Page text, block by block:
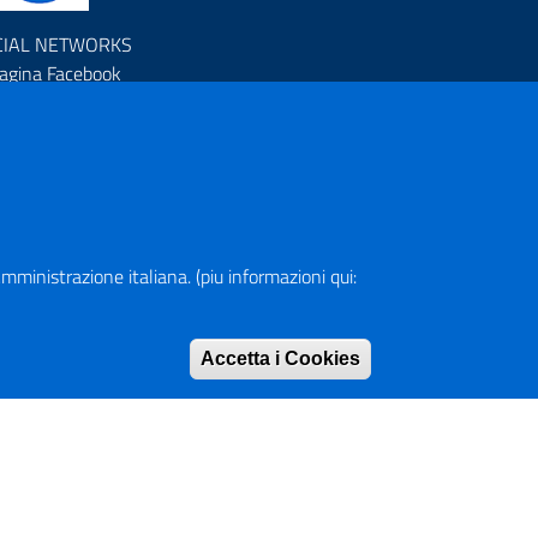
NETWORKS
Facebook
italiana. (piu informazioni qui:
Accetta i Cookies